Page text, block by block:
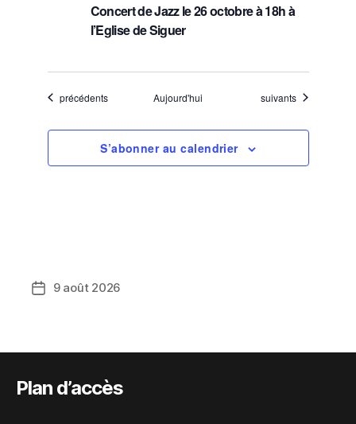
Concert de Jazz le 26 octobre à 18h à
l’Eglise de Siguer
Évènements
précédents Aujourd'hui Évènements
suivants
S’abonner au calendrier
9 août 2026
Plan d’accès